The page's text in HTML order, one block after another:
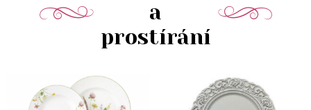
a
prostírání